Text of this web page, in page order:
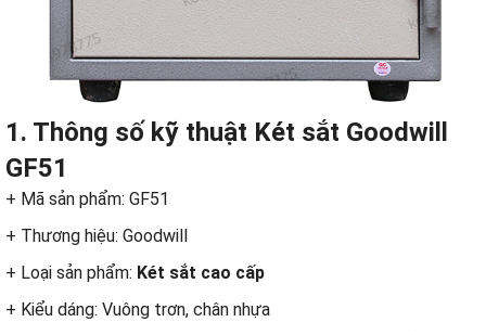
1. Thông số kỹ thuật Két sắt Goodwill
GF51
+ Mã sản phẩm: GF51
+ Thương hiệu: Goodwill
+ Loại sản phẩm: Két sắt cao cấp
+ Kiểu dáng: Vuông trơn, chân nhựa